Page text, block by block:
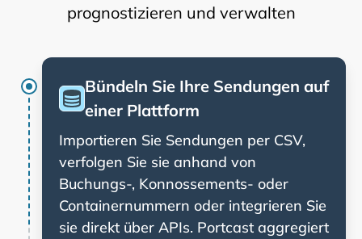
prognostizieren und verwalten
Bündeln Sie Ihre Sendungen auf
einer Plattform
Importieren Sie Sendungen per CSV,
verfolgen Sie sie anhand von
Buchungs-, Konnossements- oder
Containernummern oder integrieren Sie
sie direkt über APIs. Portcast aggregiert